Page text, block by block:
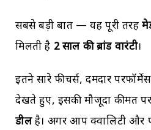
सबसे बड़ी बात — यह पूरी तरह
मिलती है 2साल की ब्रांड वारंटी।
इतने सारे फीचर्स, दमदार
देखते हुए, इसकी मौजूदा कीमत
डीलहै। अगर आप क्वालिटी और